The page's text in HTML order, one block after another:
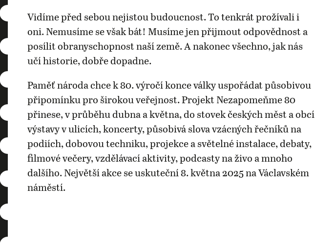
Vidíme před sebou nejistou budoucnost. To tenkrát prožívali i
oni. Nemusíme se však bát! Musíme jen přijmout odpovědnost a
posílit obranyschopnost naší země. A nakonec všechno, jak nás
učí historie, dobře dopadne.
Paměť národa chce k 80. výročí konce války uspořádat působivou
připomínku pro širokou veřejnost. Projekt Nezapomeňme 80
přinese, v průběhu dubna a května, do stovek českých měst a obcí
výstavy v ulicích, koncerty, působivá slova vzácných řečníků na
podiích, dobovou techniku, projekce a světelné instalace, debaty,
filmové večery, vzdělávací aktivity, podcasty na živo a mnoho
dalšího. Největší akce se uskuteční 8. května 2025 na Václavském
náměstí.